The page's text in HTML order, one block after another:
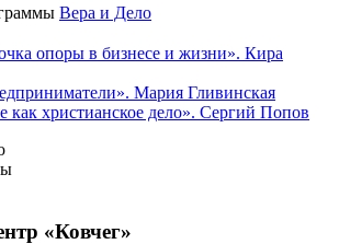
Вера и Дело
опоры в бизнесе и жизни». Кира
Мария Гливинская
как христианское дело». Сергий Попов
«Ковчег»